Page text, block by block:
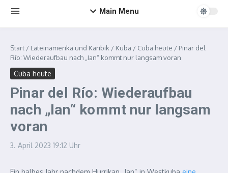
Main Menu
Start / Lateinamerika und Karibik / Kuba / Cuba heute / Pinar del
Río: Wiederaufbau nach „Ian“ kommt nur langsam voran
Cuba heute
Pinar del Río: Wiederaufbau
nach „Ian“ kommt nur langsam
voran
3. April 2023 19:12 Uhr